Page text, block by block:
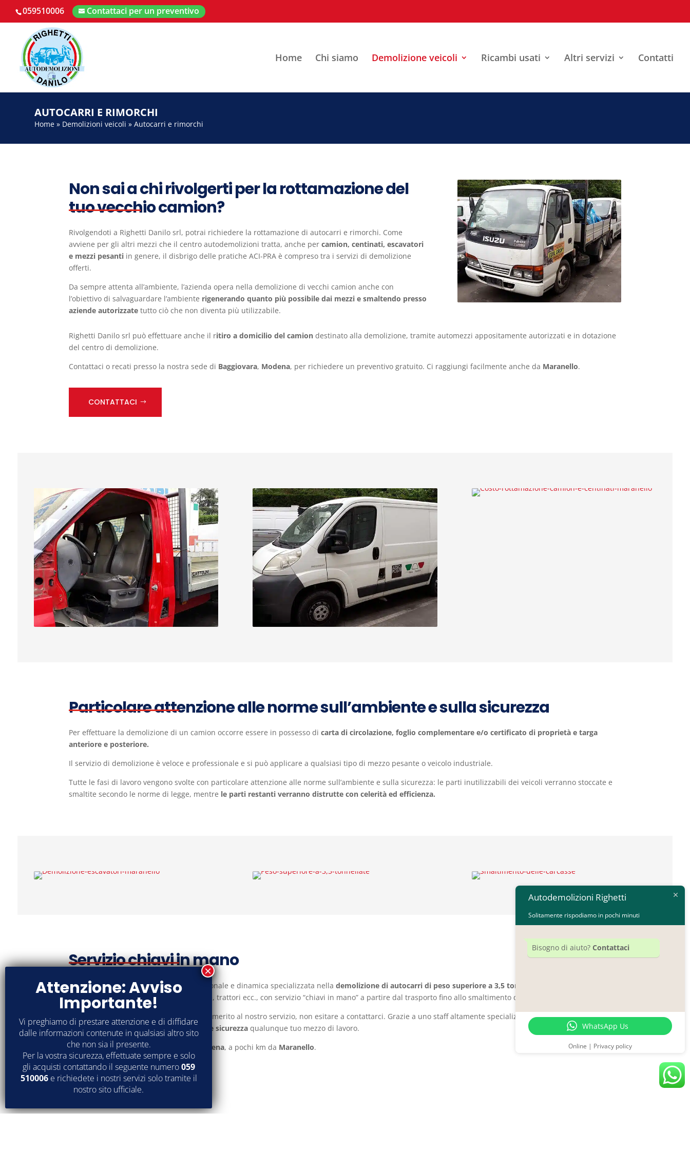
059510006 Contattaci per un preventivo
Home Chi siamo Demolizione veicoli Ricambi usati Altri servizi Contatti
AUTOCARRI E RIMORCHI
Home » Demolizioni veicoli »Autocarri e rimorchi
Non sai a chi rivolgerti per la rottamazione del
tuo vecchio camion?
Rivolgendoti a Righetti Danilo srl, potrai richiedere la rottamazione di autocarri e rimorchi. Come
avviene per gli altri mezzi che il centro autodemolizioni tratta, anche percamion, centinati, escavatori
e mezzi pesanti in genere, il disbrigo delle pratiche ACI-PRA è compreso tra i servizi di demolizione
offerti.
Da sempre attenta all’ambiente, l’azienda opera nella demolizione di vecchi camion anche con
l’obiettivo di salvaguardare l’ambiente rigenerando quanto più possibile dai mezzi e smaltendo presso
aziende autorizzate tutto ciò che non diventa più utilizzabile.
Righetti Danilo srl può effettuare anche il ritiro a domicilio del camion destinato alla demolizione, tramite automezzi appositamente autorizzati e in dotazione
del centro di demolizione.
Contattaci o recati presso la nostra sede di Baggiovara, Modena, per richiedere un preventivo gratuito. Ci raggiungi facilmente anche da Maranello.
CONTATTACI
Particolare attenzione alle norme sull’ambiente e sulla sicurezza
Per effettuare la demolizione di un camion occorre essere in possesso dicarta di circolazione, foglio complementare e/o certificato di proprietà e targa
anteriore e posteriore.
Il servizio di demolizione è veloce e professionale e si può applicare a qualsiasi tipo di mezzo pesante o veicolo industriale.
Tutte le fasi di lavoro vengono svolte con particolare attenzione alle norme sull’ambiente e sulla sicurezza: le parti inutilizzabili dei veicoli verranno stoccate e
smaltite secondo le norme di legge, mentre le parti restanti verranno distrutte con celerità ed efficienza.
Servizio chiavi in mano
La nostra è una realtà aziendale professionale e dinamica specializzata nellademolizione di autocarri di peso superiore a 3,5 tonnellate
rimorchi, autobus, furgoni, muletti, ruspe, trattori ecc., con servizio “chiavi in mano” a partire dal trasporto fino allo smaltimento delle carcasse.
Se vuoi ricevere maggiori informazioni in merito al nostro servizio, non esitare a contattarci. Grazie a uno staff altamente specializzato e competente avrai tutte
le info necessarie perrottamare in totale sicurezza qualunque tuo mezzo di lavoro.
Ci trovi aBaggiovara, in provincia di Modena, a pochi km da Maranello.
CONTATTACI
Attenzione: Avviso
Importante!
Vi preghiamo di prestare attenzione e di diffidare
dalle informazioni contenute in qualsiasi altro sito
che non sia il presente.
Per la vostra sicurezza, effettuate sempre e solo
gli acquisti contattando il seguente numero059
510006e richiedete i nostri servizi solo tramite il
nostro sito ufficiale.
Autodemolizioni Righetti
Solitamente rispodiamo in pochi minuti
Bisogno di aiuto? Contattaci
WhatsApp Us
Online | Privacy policy